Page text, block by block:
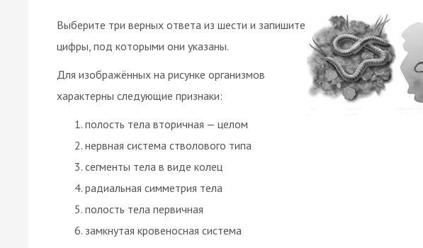
Выберите три верных ответа из шести и запишите
цифры, под которыми они указаны.
Для изображённых на рисунке организмов
характерны следующие признаки:
полость тела вторичная — целом
нервная система стволового типа
сегменты тела в виде колец
радиальная симметрия тела
полость тела первичная
замкнутая кровеносная система